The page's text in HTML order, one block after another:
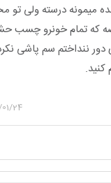
میمونه درسته ولی تو
که تمام خونرو چسب
ننداختم سم پاشی
24